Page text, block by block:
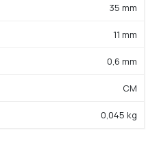
35 mm
11 mm
0,6 mm
CM
0,045 kg